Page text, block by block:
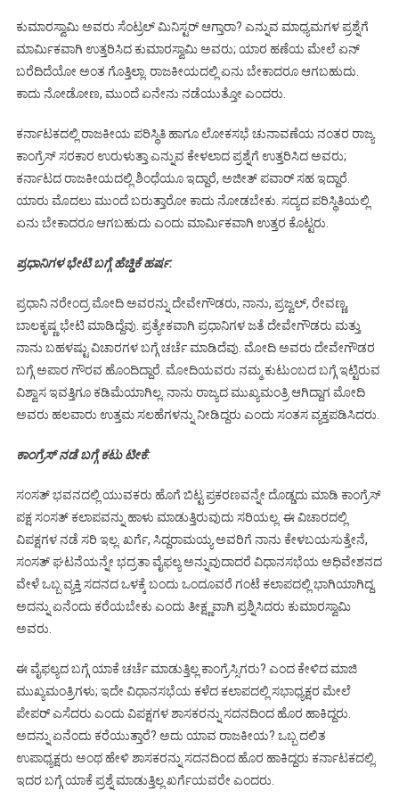
ಕುಮಾರಸ್ವಾಮಿ ಅವರು ಸೆಂಟ್ರಲ್ ಮಿನಿಸ್ಟರ್ ಆಗ್ತಾರಾ? ಎನ್ನುವ ಮಾಧ್ಯಮಗಳ ಪ್ರಶ್ನೆಗೆ
ಮಾರ್ಮಿಕವಾಗಿ ಉತ್ತರಿಸಿದ ಕುಮಾರಸ್ವಾಮಿ ಅವರು; ಯಾರ ಹಣೆಯ ಮೇಲೆ ಏನ್
ಬರೆದಿದೆಯೋ ಅಂತ ಗೊತ್ತಿಲ್ಲಾ. ರಾಜಕೀಯದಲ್ಲಿ ಏನು ಬೇಕಾದರೂ ಆಗಬಹುದು.
ಕಾದು ನೋಡೋಣ, ಮುಂದೆ ಏನೇನು ನಡೆಯುತ್ತೋ ಎಂದರು.
ಕರ್ನಾಟಕದಲ್ಲಿ ರಾಜಕೀಯ ಪರಿಸ್ಥಿತಿ ಹಾಗೂ ಲೋಕಸಭೆ ಚುನಾವಣೆಯ ನಂತರ ರಾಜ್ಯ
ಕಾಂಗ್ರೆಸ್ ಸರಕಾರ ಉರುಳುತ್ತಾ ಎನ್ನುವ ಕೇಳಲಾದ ಪ್ರಶ್ನೆಗೆ ಉತ್ತರಿಸಿದ ಅವರು;
ಕರ್ನಾಟದ ರಾಜಕೀಯದಲ್ಲಿ ಶಿಂಧೆಯೂ ಇದ್ದಾರೆ, ಅಜೀತ್ ಪವಾರ್ ಸಹ ಇದ್ದಾರೆ.
ಯಾರು ಮೊದಲು ಮುಂದೆ ಬರುತ್ತಾರೋ ಕಾದು ನೋಡಬೇಕು. ಸದ್ಯದ ಪರಿಸ್ಥಿತಿಯಲ್ಲಿ
ಏನು ಬೇಕಾದರೂ ಆಗಬಹುದು ಎಂದು ಮಾರ್ಮಿಕವಾಗಿ ಉತ್ತರ ಕೊಟ್ಟರು.
ಪ್ರಧಾನಿಗಳ ಭೇಟಿ ಬಗ್ಗೆ ಹೆಚ್ಡಿಕೆ ಹರ್ಷ:
ಪ್ರಧಾನಿ ನರೇಂದ್ರ ಮೋದಿ ಅವರನ್ನು ದೇವೇಗೌಡರು, ನಾನು, ಪ್ರಜ್ವಲ್, ರೇವಣ್ಣ,
ಬಾಲಕೃಷ್ಣ ಭೇಟಿ ಮಾಡಿದ್ದೆವು. ಪ್ರತ್ಯೇಕವಾಗಿ ಪ್ರಧಾನಿಗಳ ಜತೆ ದೇವೇಗೌಡರು ಮತ್ತು
ನಾನು ಬಹಳಷ್ಟು ವಿಚಾರಗಳ ಬಗ್ಗೆ ಚರ್ಚೆ ಮಾಡಿದೆವು. ಮೋದಿ ಅವರು ದೇವೇಗೌಡರ
ಬಗ್ಗೆ ಅಪಾರ ಗೌರವ ಹೊಂದಿದ್ದಾರೆ. ಮೋದಿಯವರು ನಮ್ಮ ಕುಟುಂಬದ ಬಗ್ಗೆ ಇಟ್ಟಿರುವ
ವಿಶ್ವಾಸ ಇವತ್ತಿಗೂ ಕಡಿಮೆಯಾಗಿಲ್ಲ. ನಾನು ರಾಜ್ಯದ ಮುಖ್ಯಮಂತ್ರಿ ಆಗಿದ್ದಾಗ ಮೋದಿ
ಅವರು ಹಲವಾರು ಉತ್ತಮ ಸಲಹೆಗಳನ್ನು ನೀಡಿದ್ದರು ಎಂದು ಸಂತಸ ವ್ಯಕ್ತಪಡಿಸಿದರು.
ಕಾಂಗ್ರೆಸ್‌ ನಡೆ ಬಗ್ಗೆ ಕಟು ಟೀಕೆ:
ಸಂಸತ್ ಭವನದಲ್ಲಿ ಯುವಕರು ಹೊಗೆ ಬಿಟ್ಟ ಪ್ರಕರಣವನ್ನೇ ದೊಡ್ಡದು ಮಾಡಿ ಕಾಂಗ್ರೆಸ್‌
ಪಕ್ಷ ಸಂಸತ್‌ ಕಲಾಪವನ್ನು ಹಾಳು ಮಾಡುತ್ತಿರುವುದು ಸರಿಯಲ್ಲ. ಈ ವಿಚಾರದಲ್ಲಿ
ವಿಪಕ್ಷಗಳ ನಡೆ ಸರಿ ಇಲ್ಲ. ಖರ್ಗೆ, ಸಿದ್ದರಾಮಯ್ಯ ಅವರಿಗೆ ನಾನು ಕೇಳಬಯಸುತ್ತೇನೆ,
ಸಂಸತ್‌ ಘಟನೆಯನ್ನೇ ಭದ್ರತಾ ವೈಫಲ್ಯ ಅನ್ನುವುದಾದರೆ ವಿಧಾನಸಭೆಯ ಅಧಿವೇಶನದ
ವೇಳೆ ಒಬ್ಬ ವ್ಯಕ್ತಿ ಸದನದ ಒಳಕ್ಕೆ ಬಂದು ಒಂದೂವರೆ ಗಂಟೆ ಕಲಾಪದಲ್ಲಿ ಭಾಗಿಯಾಗಿದ್ದ.
ಅದನ್ನು ಏನೆಂದು ಕರೆಯಬೇಕು ಎಂದು ತೀಕ್ಷ್ಣವಾಗಿ ಪ್ರಶ್ನಿಸಿದರು ಕುಮಾರಸ್ವಾಮಿ
ಅವರು.
ಈ ವೈಫಲ್ಯದ ಬಗ್ಗೆ ಯಾಕೆ ಚರ್ಚೆ ಮಾಡುತ್ತಿಲ್ಲ ಕಾಂಗ್ರೆಸ್ಸಿಗರು? ಎಂದ ಕೇಳಿದ ಮಾಜಿ
ಮುಖ್ಯಮಂತ್ರಿಗಳು; ಇದೇ ವಿಧಾನಸಭೆಯ ಕಳೆದ ಕಲಾಪದಲ್ಲಿ ಸಭಾಧ್ಯಕ್ಷರ ಮೇಲೆ
ಪೇಪರ್ ಎಸೆದರು ಎಂದು ವಿಪಕ್ಷಗಳ ಶಾಸಕರನ್ನು ಸದನದಿಂದ ಹೊರ ಹಾಕಿದ್ದರು.
ಅದನ್ನು ಏನೆಂದು ಕರೆಯುತ್ತಾರೆ? ಅದು ಯಾವ ರಾಜಕೀಯ? ಒಬ್ಬ ದಲಿತ
ಉಪಾಧ್ಯಕ್ಷರು ಅಂಥ ಹೇಳಿ ಶಾಸಕರನ್ನು ಸದನದಿಂದ ಹೊರ ಹಾಕಿದ್ದರು ಕರ್ನಾಟಕದಲ್ಲಿ.
ಇದರ ಬಗ್ಗೆ ಯಾಕೆ ಪ್ರಶ್ನೆ ಮಾಡುತ್ತಿಲ್ಲ ಖರ್ಗೆಯವರೇ ಎಂದರು.